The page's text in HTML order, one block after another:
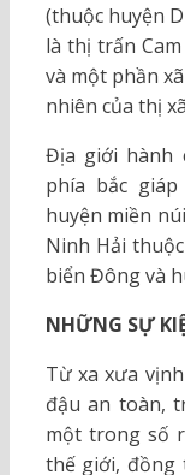
(thuộc huyện
là thị trấn
và một phần
nhiên của thị
Địa giới hành
phía bắc
huyện miền
Ninh Hải
biển Đông và
NHỮNG SỰ
Từ xa xưa
đậu an toàn,
một trong số
thế giới, đồng